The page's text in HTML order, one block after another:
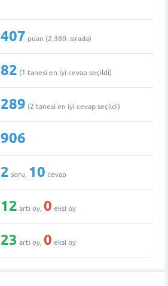
407 puan (2,380. sırada)
82 (1 tanesi en iyi cevap seçildi)
289 (2 tanesi en iyi cevap seçildi)
906
2 soru, 10 cevap
12 artı oy, 0 eksi oy
23 artı oy, 0 eksi oy